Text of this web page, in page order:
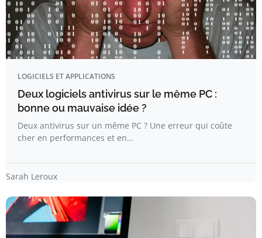
LOGICIELS ET APPLICATIONS
Deux logiciels antivirus sur le même PC :
bonne ou mauvaise idée ?
Deux antivirus sur un même PC ? Une erreur qui coûte
cher en performances et en…
Sarah Leroux